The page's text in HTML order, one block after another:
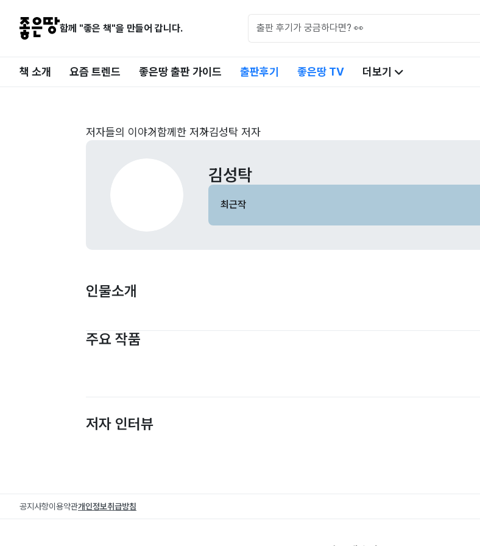
함께 "좋은 책"을 만들어 갑니다.
책 소개 요즘 트렌드 좋은땅 출판 가이드 출판후기 좋은땅 TV 더보기
저자들의 이야기 함께한 저자김성탁 저자
김성탁
최근작
인물소개
주요 작품
저자 인터뷰
공지사항이용약관개인정보취급방침